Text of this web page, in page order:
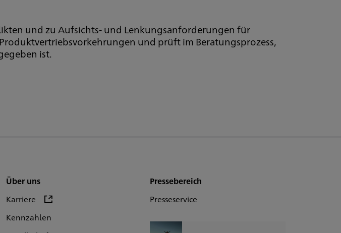
und zu Aufsichts- und Lenkungsanforderungen für
und prüft im Beratungsprozess,
ist.
Über uns
Karriere
Kennzahlen
Pressebereich
Presseservice